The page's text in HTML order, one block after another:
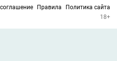
Правила
Политика сайта
18+